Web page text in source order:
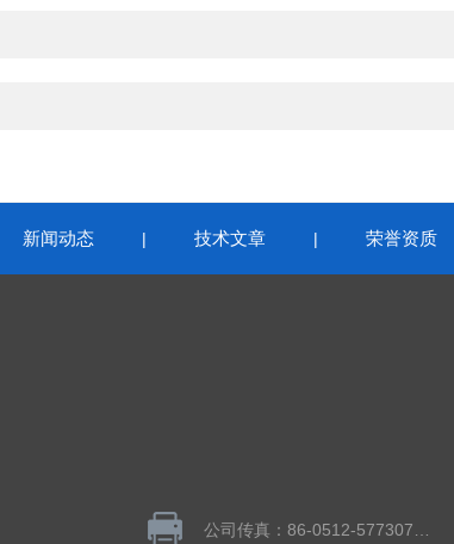
新闻动态 | 技术文章 | 荣誉资质